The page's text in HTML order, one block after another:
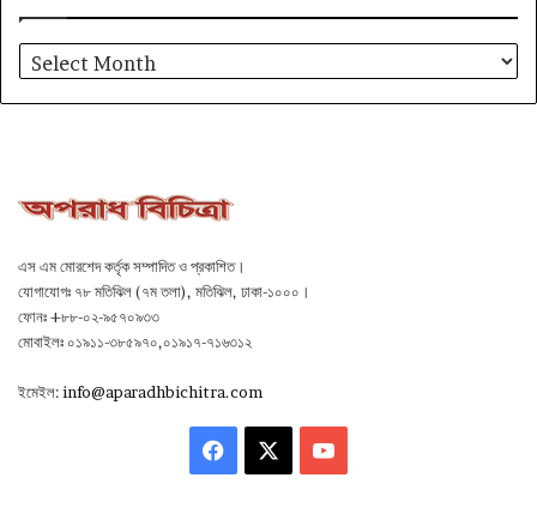
আর্কাইভ
এস এম মোরশেদ কর্তৃক সম্পাদিত ও প্রকাশিত।
যোগাযোগঃ ৭৮ মতিঝিল (৭ম তলা), মতিঝিল, ঢাকা-১০০০।
ফোনঃ +৮৮-০২-৯৫৭০৯৩৩
মোবাইলঃ ০১৯১১-৩৮৫৯৭০,০১৯১৭-৭১৬৩১২
ইমেইল:info@aparadhbichitra.com
Facebook YouTube